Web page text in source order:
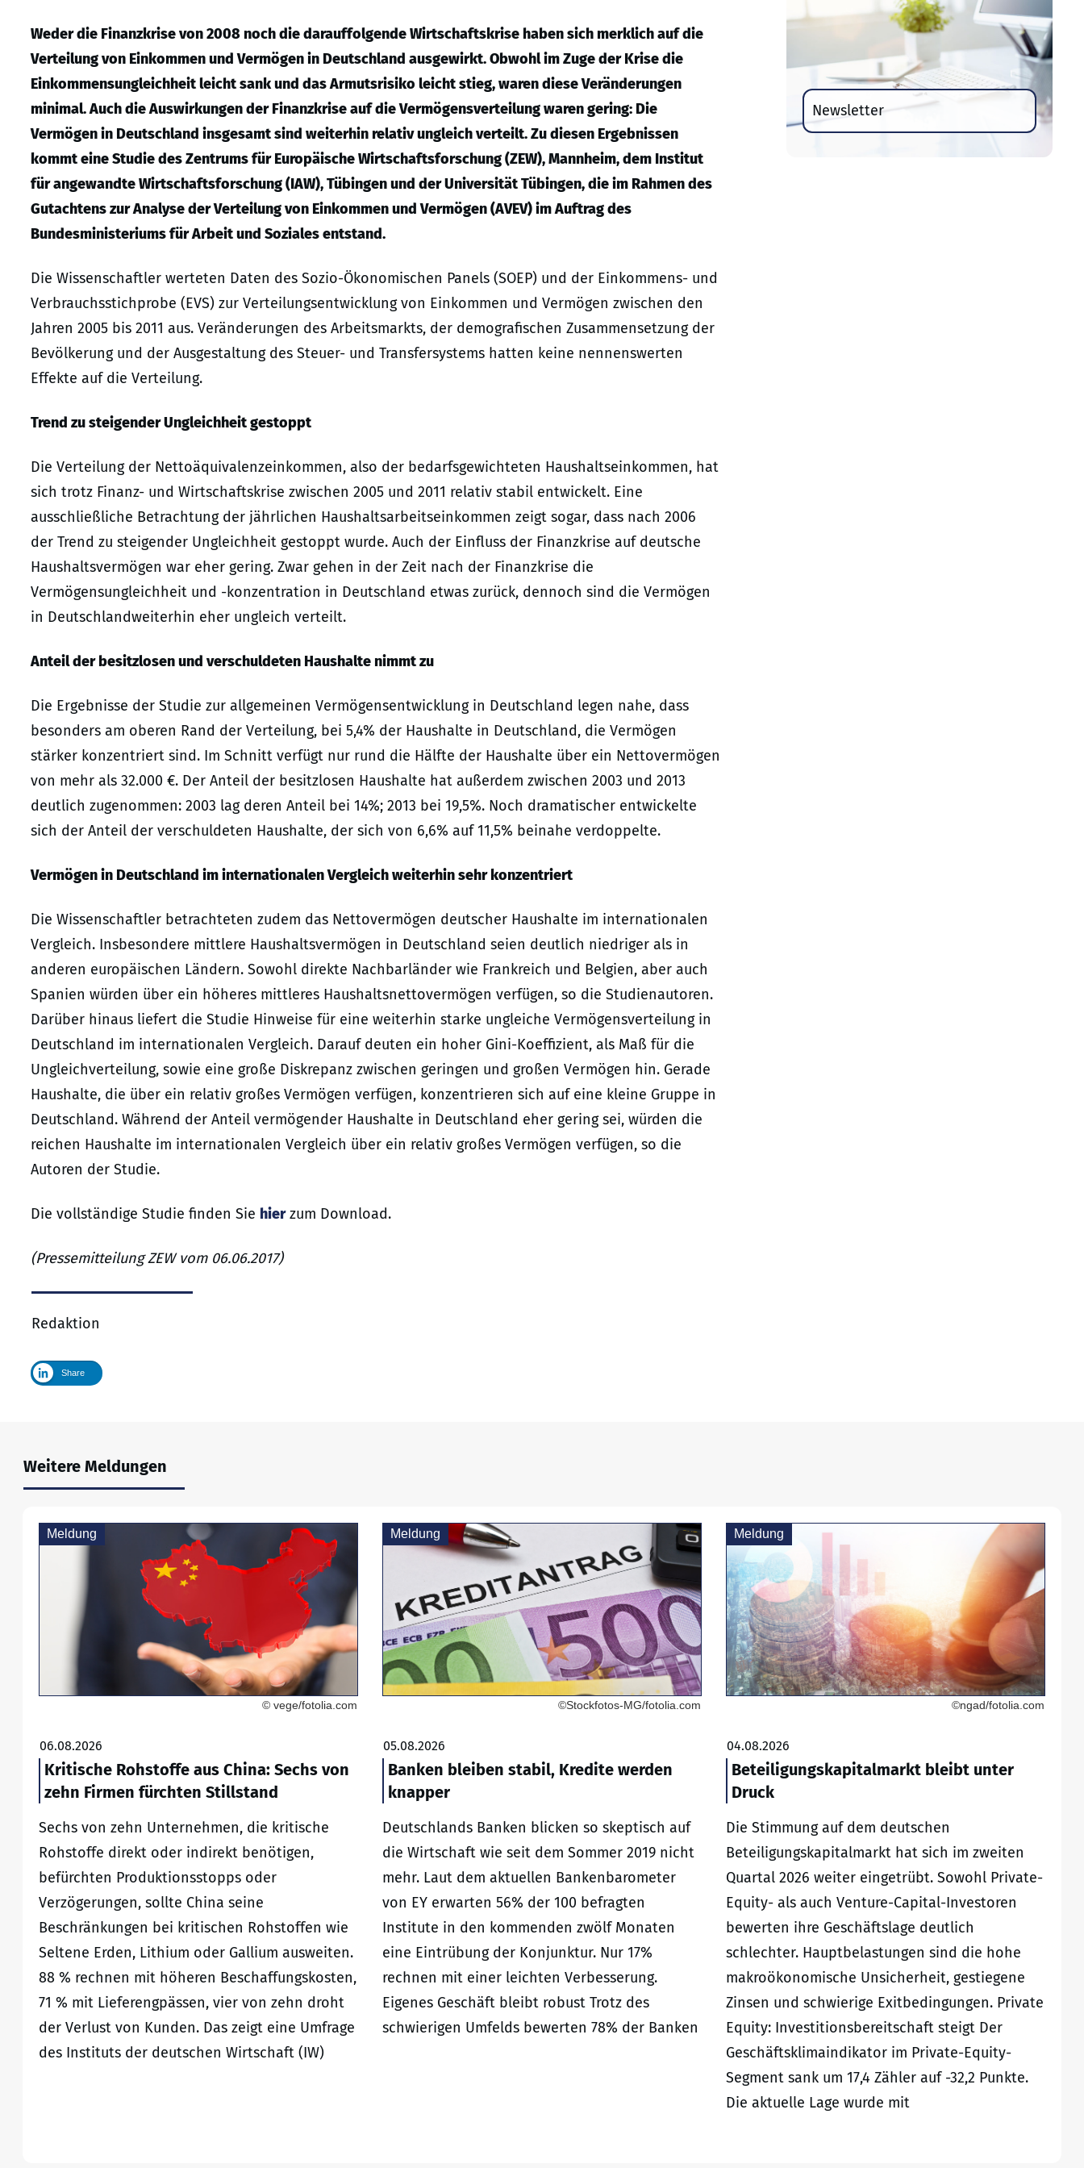
Weder die Finanzkrise von 2008 noch die darauffolgende Wirtschaftskrise haben sich merklich auf die
Verteilung von Einkommen und Vermögen in Deutschland ausgewirkt. Obwohl im Zuge der Krise die
Einkommensungleichheit leicht sank und das Armutsrisiko leicht stieg, waren diese Veränderungen
minimal. Auch die Auswirkungen der Finanzkrise auf die Vermögensverteilung waren gering: Die
Vermögen in Deutschland insgesamt sind weiterhin relativ ungleich verteilt. Zu diesen Ergebnissen
kommt eine Studie des Zentrums für Europäische Wirtschaftsforschung (ZEW), Mannheim, dem Institut
für angewandte Wirtschaftsforschung (IAW), Tübingen und der Universität Tübingen, die im Rahmen des
Gutachtens zur Analyse der Verteilung von Einkommen und Vermögen (AVEV) im Auftrag des
Bundesministeriums für Arbeit und Soziales entstand.
Die Wissenschaftler werteten Daten des Sozio-Ökonomischen Panels (SOEP) und der Einkommens- und
Verbrauchsstichprobe (EVS) zur Verteilungsentwicklung von Einkommen und Vermögen zwischen den
Jahren 2005 bis 2011 aus. Veränderungen des Arbeitsmarkts, der demografischen Zusammensetzung der
Bevölkerung und der Ausgestaltung des Steuer- und Transfersystems hatten keine nennenswerten
Effekte auf die Verteilung.
Trend zu steigender Ungleichheit gestoppt
Die Verteilung der Nettoäquivalenzeinkommen, also der bedarfsgewichteten Haushaltseinkommen, hat
sich trotz Finanz- und Wirtschaftskrise zwischen 2005 und 2011 relativ stabil entwickelt. Eine
ausschließliche Betrachtung der jährlichen Haushaltsarbeitseinkommen zeigt sogar, dass nach 2006
der Trend zu steigender Ungleichheit gestoppt wurde. Auch der Einfluss der Finanzkrise auf deutsche
Haushaltsvermögen war eher gering. Zwar gehen in der Zeit nach der Finanzkrise die
Vermögensungleichheit und -konzentration in Deutschland etwas zurück, dennoch sind die Vermögen
in Deutschlandweiterhin eher ungleich verteilt.
Anteil der besitzlosen und verschuldeten Haushalte nimmt zu
Die Ergebnisse der Studie zur allgemeinen Vermögensentwicklung in Deutschland legen nahe, dass
besonders am oberen Rand der Verteilung, bei 5,4% der Haushalte in Deutschland, die Vermögen
stärker konzentriert sind. Im Schnitt verfügt nur rund die Hälfte der Haushalte über ein Nettovermögen
von mehr als 32.000 €. Der Anteil der besitzlosen Haushalte hat außerdem zwischen 2003 und 2013
deutlich zugenommen: 2003 lag deren Anteil bei 14%; 2013 bei 19,5%. Noch dramatischer entwickelte
sich der Anteil der verschuldeten Haushalte, der sich von 6,6% auf 11,5% beinahe verdoppelte.
Vermögen in Deutschland im internationalen Vergleich weiterhin sehr konzentriert
Die Wissenschaftler betrachteten zudem das Nettovermögen deutscher Haushalte im internationalen
Vergleich. Insbesondere mittlere Haushaltsvermögen in Deutschland seien deutlich niedriger als in
anderen europäischen Ländern. Sowohl direkte Nachbarländer wie Frankreich und Belgien, aber auch
Spanien würden über ein höheres mittleres Haushaltsnettovermögen verfügen, so die Studienautoren.
Darüber hinaus liefert die Studie Hinweise für eine weiterhin starke ungleiche Vermögensverteilung in
Deutschland im internationalen Vergleich. Darauf deuten ein hoher Gini-Koeffizient, als Maß für die
Ungleichverteilung, sowie eine große Diskrepanz zwischen geringen und großen Vermögen hin. Gerade
Haushalte, die über ein relativ großes Vermögen verfügen, konzentrieren sich auf eine kleine Gruppe in
Deutschland. Während der Anteil vermögender Haushalte in Deutschland eher gering sei, würden die
reichen Haushalte im internationalen Vergleich über ein relativ großes Vermögen verfügen, so die
Autoren der Studie.
Die vollständige Studie finden Sie hierzum Download.
(Pressemitteilung ZEW vom 06.06.2017)
Redaktion
Share
Newsletter
Weitere Meldungen
Meldung
© vege/fotolia.com
06.08.2026
Kritische Rohstoffe aus China: Sechs von
zehn Firmen fürchten Stillstand
Sechs von zehn Unternehmen, die kritische
Rohstoffe direkt oder indirekt benötigen,
befürchten Produktionsstopps oder
Verzögerungen, sollte China seine
Beschränkungen bei kritischen Rohstoffen wie
Seltene Erden, Lithium oder Gallium ausweiten.
88 % rechnen mit höheren Beschaffungskosten,
71 % mit Lieferengpässen, vier von zehn droht
der Verlust von Kunden. Das zeigt eine Umfrage
des Instituts der deutschen Wirtschaft (IW)
Meldung
©Stockfotos-MG/fotolia.com
05.08.2026
Banken bleiben stabil, Kredite werden
knapper
Deutschlands Banken blicken so skeptisch auf
die Wirtschaft wie seit dem Sommer 2019 nicht
mehr. Laut dem aktuellen Bankenbarometer
von EY erwarten 56% der 100 befragten
Institute in den kommenden zwölf Monaten
eine Eintrübung der Konjunktur. Nur 17%
rechnen mit einer leichten Verbesserung.
Eigenes Geschäft bleibt robust Trotz des
schwierigen Umfelds bewerten 78% der Banken
Meldung
©ngad/fotolia.com
04.08.2026
Beteiligungskapitalmarkt bleibt unter
Druck
Die Stimmung auf dem deutschen
Beteiligungskapitalmarkt hat sich im zweiten
Quartal 2026 weiter eingetrübt. Sowohl Private-
Equity- als auch Venture-Capital-Investoren
bewerten ihre Geschäftslage deutlich
schlechter. Hauptbelastungen sind die hohe
makroökonomische Unsicherheit, gestiegene
Zinsen und schwierige Exitbedingungen. Private
Equity: Investitionsbereitschaft steigt Der
Geschäftsklimaindikator im Private-Equity-
Segment sank um 17,4 Zähler auf -32,2 Punkte.
Die aktuelle Lage wurde mit